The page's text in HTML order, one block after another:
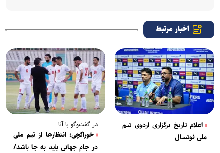
اخبار مرتبط
اعلام تاریخ برگزاری اردوی تیم
ملی فوتسال
در گفت‌وگو با آنا
خوراکچی: انتظارها از تیم ملی
در جام جهانی باید به جا باشد/